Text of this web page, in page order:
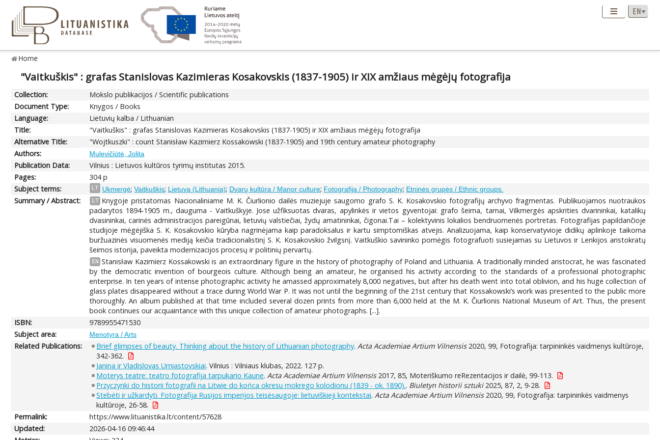
Home
"Vaitkuškis" : grafas Stanislovas Kazimieras Kosakovskis (1837-1905) ir XIX amžiaus mėgėjų fotografija
Collection:
Mokslo publikacijos / Scientific publications
Document Type:
Knygos / Books
Language:
Lietuvių kalba / Lithuanian
Title:
"Vaitkuškis" : grafas Stanislovas Kazimieras Kosakovskis (1837-1905) ir XIX amžiaus mėgėjų fotografija
Alternative Title:
"Wojtkuszki" : count Stanisław Kazimierz Kossakowski (1837-1905) and 19th century amateur photography
Authors:
Mulevičiūtė, Jolita
Publication Data:
Vilnius : Lietuvos kultūros tyrimų institutas 2015.
Pages:
304 p
Subject terms:
LT Ukmergė;Vaitkuškis; Lietuva (Lithuania); Dvarų kultūra / Manor culture; Fotografija / Photography; Etninės grupės / Ethnic groups.
Summary / Abstract: LT Knygoje pristatomas Nacionaliniame M. K. Čiurlionio dailės muziejuje saugomo grafo S. K. Kosakovskio fotografijų archyvo fragmentas. Publikuojamos nuotraukos
padarytos 1894-1905 m., dauguma - Vaitkuškyje. Jose užfiksuotas dvaras, apylinkės ir vietos gyventojai: grafo šeima, tarnai, Vilkmergės apskrities dvarininkai, katalikų
dvasininkai, carinės administracijos pareigūnai, lietuvių valstiečiai, žydų amatininkai, čigonai.Tai – kolektyvinis lokalios bendruomenės portretas. Fotografijas papildančioje
studijoje mėgėjiška S. K. Kosakovskio kūryba nagrinėjama kaip paradoksalus ir kartu simptomiškas atvejis. Analizuojama, kaip konservatyvioje didikų aplinkoje taikoma
buržuazinės visuomenės mediją keičia tradicionalistinį S. K. Kosakovskio žvilgsnį. Vaitkuškio savininko pomėgis fotografuoti susiejamas su Lietuvos ir Lenkijos aristokratų
šeimos istorija, paveikta modernizacijos procesų ir politinių pervartų.
EN Stanisław Kazimierz Kossakowski is an extraordinary figure in the history of photography of Poland and Lithuania. A traditionally minded aristocrat, he was fascinated
by the democratic invention of bourgeois culture. Although being an amateur, he organised his activity according to the standards of a professional photographic
enterprise. In ten years of intense photographic activity he amassed approximately 8,000 negatives, but after his death went into total oblivion, and his huge collection of
glass plates disappeared without a trace during World War P. It was not until the beginning of the 21st century that Kossakowski’s work was presented to the public more
thoroughly. An album published at that time included several dozen prints from more than 6,000 held at the M. K. Čiurlionis National Museum of Art. Thus, the present
book continues our acquaintance with this unique collection of amateur photographs. [...].
ISBN:
9789955471530
Subject area:
Menotyra / Arts
Related Publications: Brief glimpses of beauty. Thinking about the history of Lithuanian photography. Acta Academiae Artium Vilnensis2020, 99, Fotografija: tarpininkės vaidmenys kultūroje,
342-362.
Janina ir Vladislovas Umiastovskiai. Vilnius : Vilniaus klubas, 2022. 127 p.
Moterys teatre: teatro fotografija tarpukario Kaune. Acta Academiae Artium Vilnensis2017, 85, Moteriškumo reRezentacijos ir dailė, 99-113.
Przyczynki do historii fotografii na Litwie do końca okresu mokrego kolodionu (1839 - ok. 1890).. Biuletyn historii sztuki2025, 87, 2, 9-28.
Stebėti ir užkardyti. Fotografija Rusijos imperijos teisėsaugoje: lietuviškieji kontekstai. Acta Academiae Artium Vilnensis2020, 99, Fotografija: tarpininkės vaidmenys
kultūroje, 26-58.
Permalink:
https://www.lituanistika.lt/content/57628
Updated:
2026-04-16 09:46:44